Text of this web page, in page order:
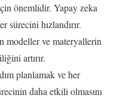
önemlidir. Yapay zeka
sürecini hızlandırır.
modeller ve materyallerin
artırır.
planlamak ve her
daha etkili olmasını